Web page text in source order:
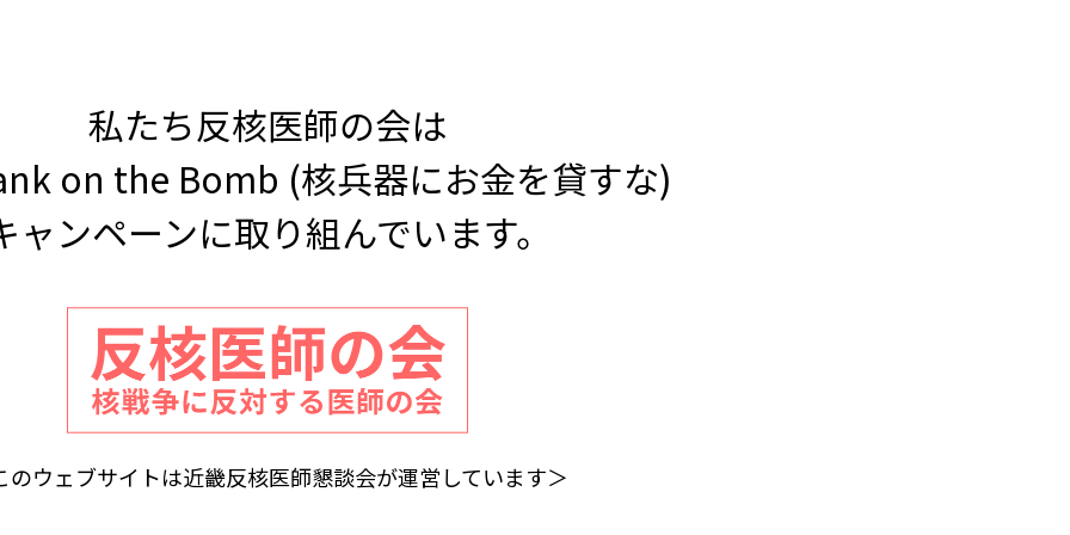
私たち反核医師の会は
on the Bomb (核兵器にお金を貸すな)
ャンペーンに取り組んでいます。
のウェブサイトは近畿反核医師懇談会が運営しています＞